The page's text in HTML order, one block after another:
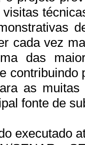
cada vez
das
contribuindo
as
fonte de
executado